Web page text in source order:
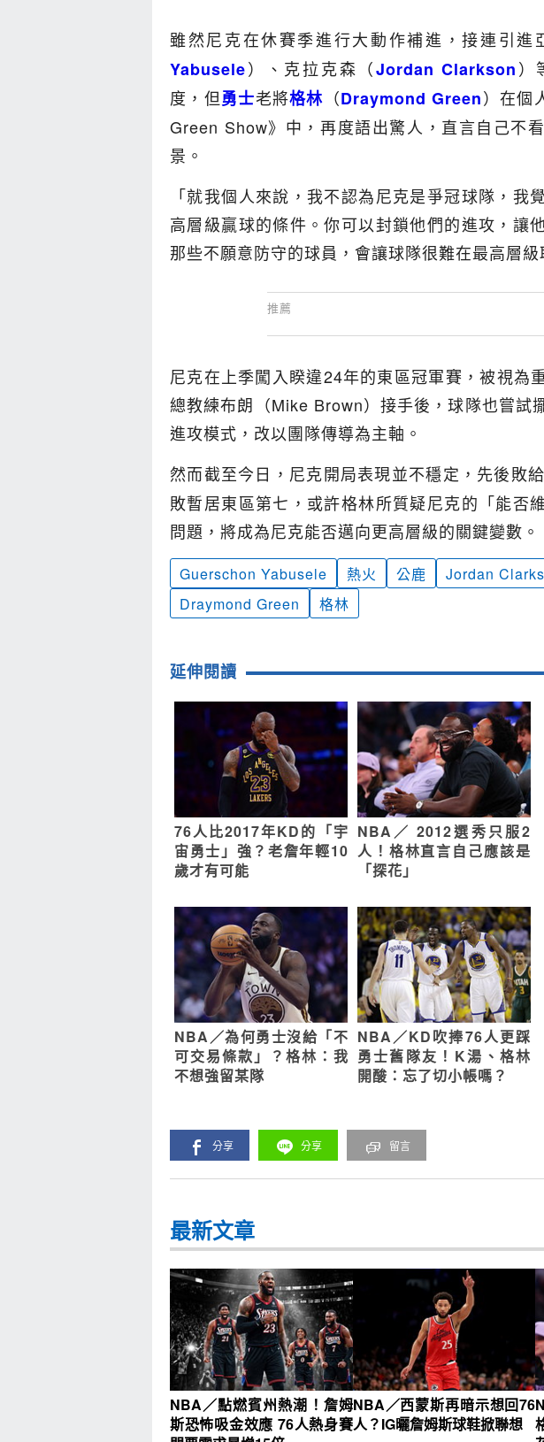
雖然尼克在休賽季進行大動作補進，接連引進
Yabusele）、克拉克森（Jordan Clarkson）
度，但勇士老將格林 （Draymond Green）在個
Green Show》中，再度語出驚人，直言自己不
景。
「就我個人來說，我不認為尼克是爭冠球隊，我
高層級贏球的條件。你可以封鎖他們的進攻，讓
那些不願意防守的球員，會讓球隊很難在最高層級
尼克在上季闖入睽違24年的東區冠軍賽，被視為
總教練布朗（Mike Brown）接手後，球隊也嘗試
進攻模式，改以團隊傳導為主軸。
然而截至今日，尼克開局表現並不穩定，先後敗
敗暫居東區第七，或許格林所質疑尼克的「能否
問題，將成為尼克能否邁向更高層級的關鍵變數。
Guerschon Yabusele 熱火 公鹿 Jordan
Draymond Green
格林
延伸閱讀
76人比2017年KD的「宇
宙勇士」強？老詹年輕10
歲才有可能
NBA／ 2012選秀只服2
人！格林直言自己應該是
「探花」
NBA／為何勇士沒給「不
可交易條款」？格林：我
不想強留某隊
NBA／KD吹捧76人更踩
勇士舊隊友！K湯、格林
開酸：忘了切小帳嗎？
分享 分享 留言
最新文章
NBA／點燃賓州熱潮！詹姆
斯恐怖吸金效應 76人熱身賽
NBA／西蒙斯再暗示想回76
人？IG曬詹姆斯球鞋掀聯想